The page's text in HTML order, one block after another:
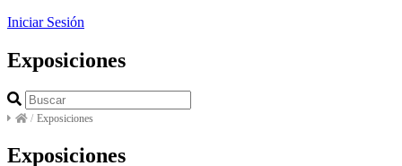
Iniciar Sesión
Exposiciones
/ Exposiciones
Exposiciones